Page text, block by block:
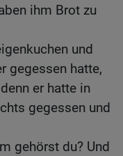
ihm Brot zu
und
gegessen hatte,
er hatte in
gegessen und
gehörst du? Und